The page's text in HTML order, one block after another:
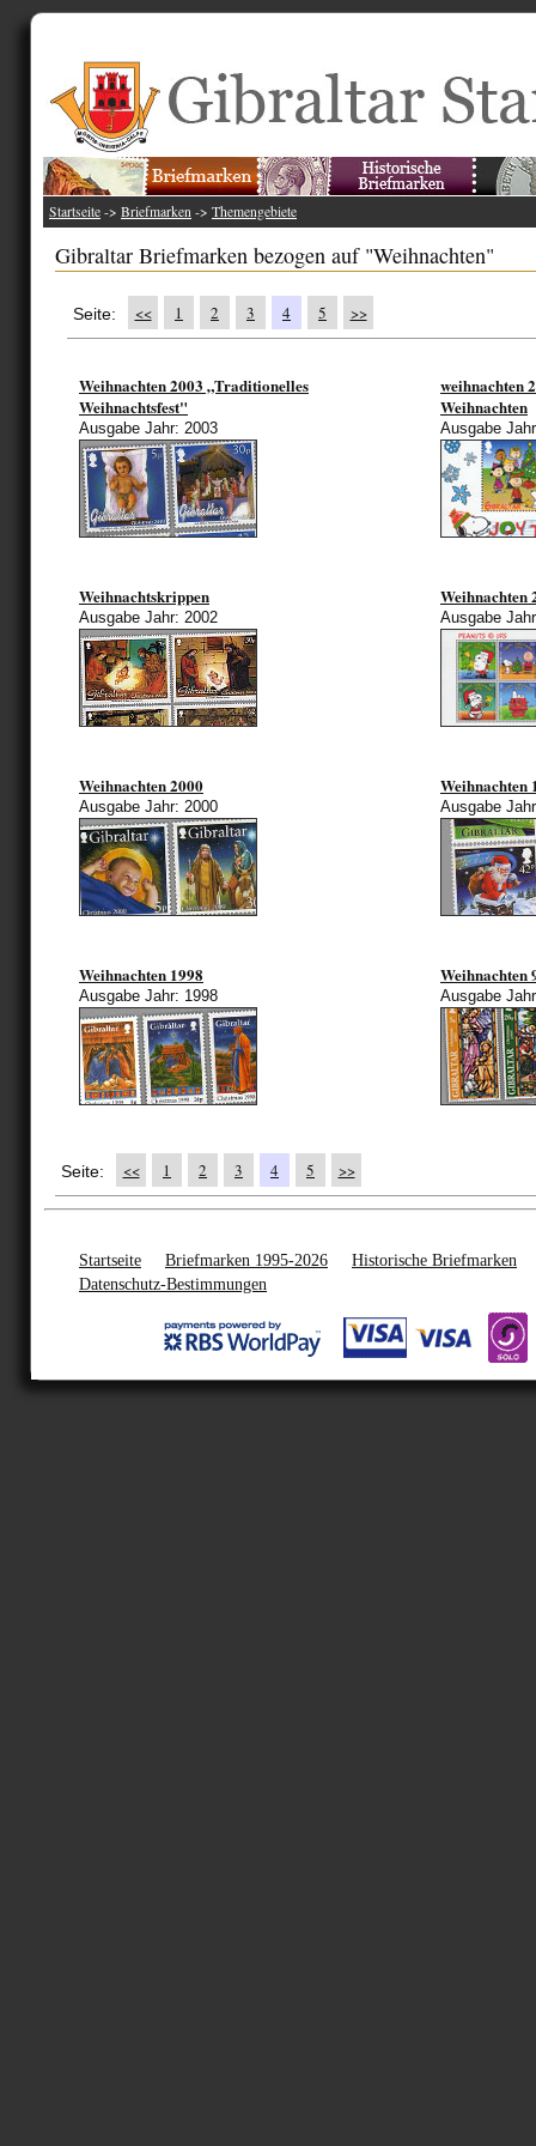
Startseite -> Briefmarken -> Themengebiete
Gibraltar Briefmarken bezogen auf "Weihnachten"
Seite: << 1 2 3 4 5 >>
Weihnachten 2003 „Traditionelles
Weihnachtsfest"
Ausgabe Jahr: 2003
weihnachten
Weihnachten
Ausgabe
Weihnachtskrippen
Ausgabe Jahr: 2002
Weihnachten
Ausgabe
Weihnachten 2000
Ausgabe Jahr: 2000
Weihnachten
Ausgabe
Weihnachten 1998
Ausgabe Jahr: 1998
Weihnachten
Ausgabe
Seite: << 1 2 3 4 5 >>
Startseite Briefmarken 1995-2026
Historische Briefmarken
Datenschutz-Bestimmungen